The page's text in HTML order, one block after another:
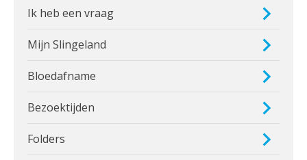
Ik heb een vraag
Mijn Slingeland
Bloedafname
Bezoektijden
Folders